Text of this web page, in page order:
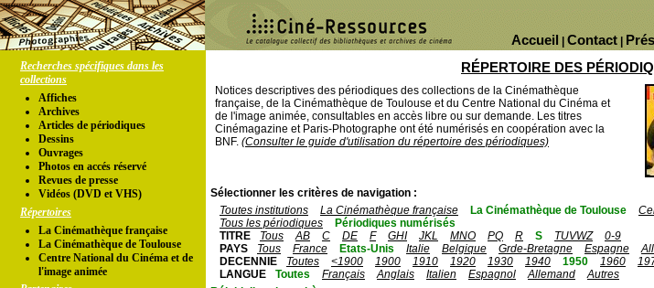
Contact
Accueil
Recherches spécifiques dans les
collections
Affiches
Archives
Articles de périodiques
Dessins
Ouvrages
Photos en accés réservé
Revues de presse
Vidéos (DVD et VHS)
Répertoires
La Cinémathèque française
La Cinémathèque de Toulouse
Centre National du Cinéma et de
l'image animée
RÉPERTOIRE DES
Notices descriptives des périodiques des collections de la Cinémathèque
française, de la Cinémathèque de Toulouse et du Centre National du Cinéma et
de l'image animée, consultables en accès libre ou sur demande. Les titres
Cinémagazine et Paris-Photographe ont été numérisés en coopération avec la
BNF. (Consulter le guide d'utilisation du répertoire des périodiques)
Sélectionner les critères de navigation :
Toutes institutions
La Cinémathèque française La Cinémathèque de Toulouse
Tous les périodiques
Périodiques numérisés
TITRE
Tous AB C DE F GHI JKL MNO PQ R S TUVWZ
0-9
PAYS
Tous France Etats-Unis Italie Belgique Grde-Bretagne Espagne
DECENNIE
Toutes <1900 1900 1910 1920 1930 1940 1950 1960
LANGUE
Toutes Français Anglais Italien Espagnol Allemand
Autres